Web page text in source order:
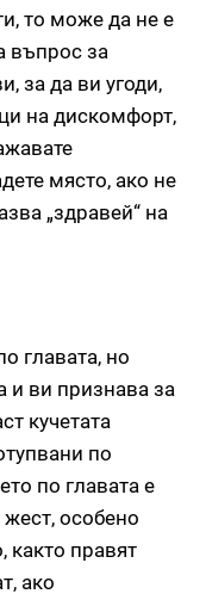
то може да не е
въпрос за
за да ви угоди,
на дискомфорт,
място, ако не
„здравей“ на
главата, но
и ви признава за
кучетата
по
по главата е
особено
както правят
ако